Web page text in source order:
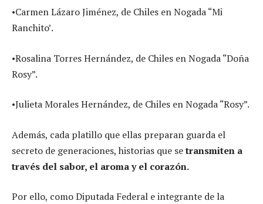
•Carmen Lázaro Jiménez, de Chiles en Nogada “Mi
Ranchito’.
•Rosalina Torres Hernández, de Chiles en Nogada “Doña
Rosy”.
•Julieta Morales Hernández, de Chiles en Nogada “Rosy”.
Además, cada platillo que ellas preparan guarda el
secreto de generaciones, historias que setransmiten a
través del sabor, el aroma y el corazón.
Por ello, como Diputada Federal e integrante de la